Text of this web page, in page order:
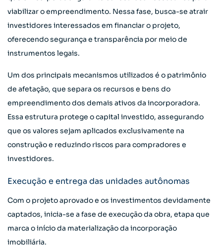
viabilizar o empreendimento. Nessa fase, busca-se atrair
investidores interessados em financiar o projeto,
oferecendo segurança e transparência por meio de
instrumentos legais.
Um dos principais mecanismos utilizados é o patrimônio
de afetação, que separa os recursos e bens do
empreendimento dos demais ativos da incorporadora.
Essa estrutura protege o capital investido, assegurando
que os valores sejam aplicados exclusivamente na
construção e reduzindo riscos para compradores e
investidores.
Execução e entrega das unidades autônomas
Com o projeto aprovado e os investimentos devidamente
captados, inicia-se a fase de execução da obra, etapa que
marca o início da materialização da incorporação
imobiliária.